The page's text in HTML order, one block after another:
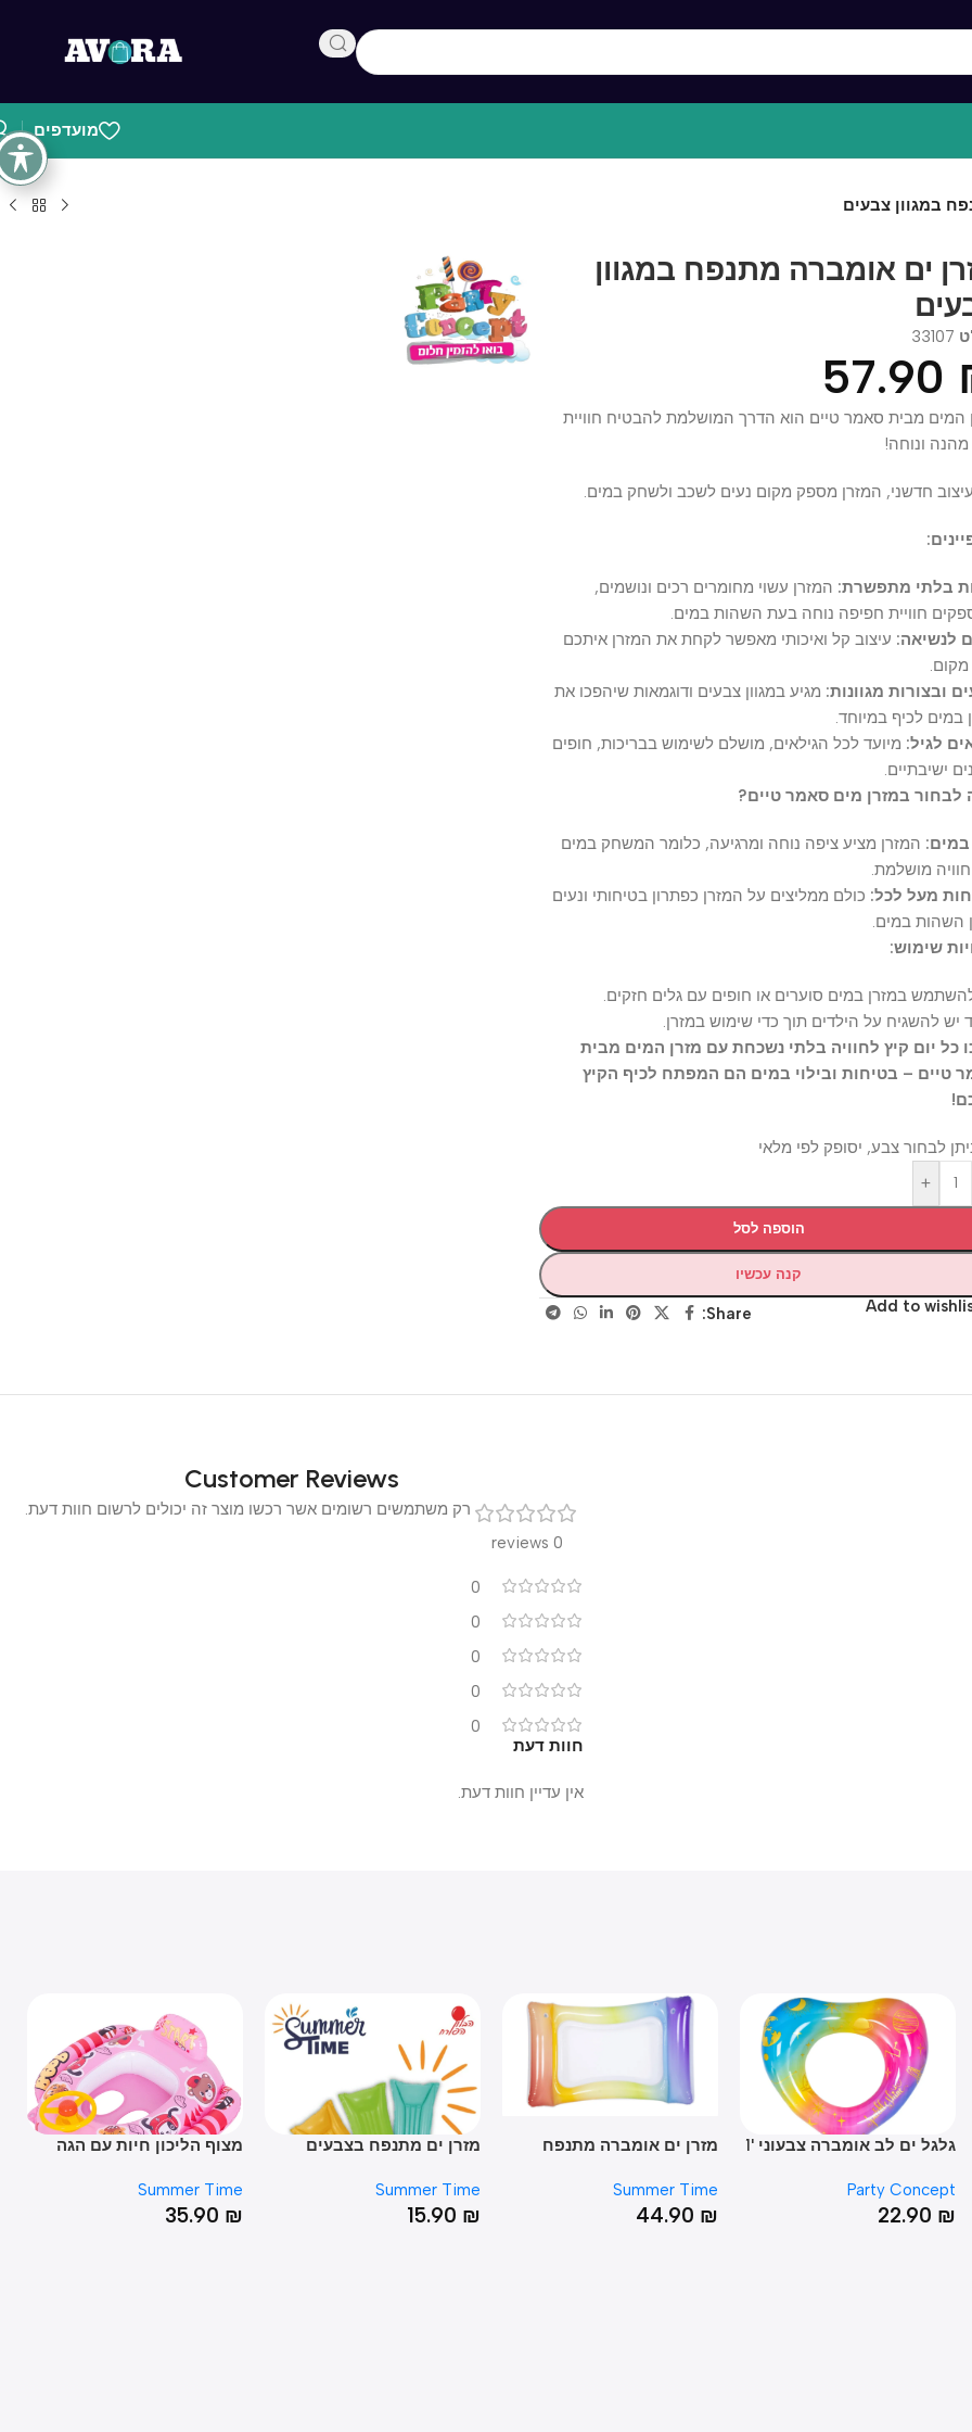
מועדפים
צבעים
ים אומברה מתנפח במגוון
מבית סאמר טיים הוא הדרך המושלמת להבטיח חוויית
ונוחה!
חדשני, המזרן מספק מקום נעים לשכב ולשחק במים.
בלתי מתפשרת:המזרן עשוי מחומרים רכים ונושמים,
חוויית חפיפה נוחה בעת השהות במים.
עיצוב קל ואיכותי מאפשר לקחת את המזרן איתכם
מגוונות:מגיע במגוון צבעים ודוגמאות שיהפכו את
לכיף במיוחד.
מיועד לכל הגילאים, מושלם לשימוש בבריכות, חופים
במזרן מים סאמר טיים?
המזרן מציע ציפה נוחה ומרגיעה, כלומר המשחק במים
מושלמת.
מעל לכל:כולם ממליצים על המזרן כפתרון בטיחותי ונעים
במים.
שימוש:
במזרן במים סוערים או חופים עם גלים חזקים.
להשגיח על הילדים תוך כדי שימוש במזרן.
יום קיץ לחוויה בלתי נשכחת עם מזרן המים מבית
– בטיחות ובילוי במים הם המפתח לכיף הקיץ
לבחור צבע, יסופק לפי מלאי
+
הוספה לסל
קנה עכשיו
Add to
Share:
Customer Reviews
0
0
0
0
0
חוות דעת
אין עדיין חוות דעת.
רק משתמשים רשומים אשר רכשו מוצר זה יכולים לרשום חוות דעת.
גלגל ים לב אומברה צבעוני '1
Party
22.90
מזרן ים אומברה מתנפח
Summer Time
44.90
מזרן ים מתנפח בצבעים
Summer Time
15.90
מצוף הליכון חיות עם הגה
Summer Time
35.90